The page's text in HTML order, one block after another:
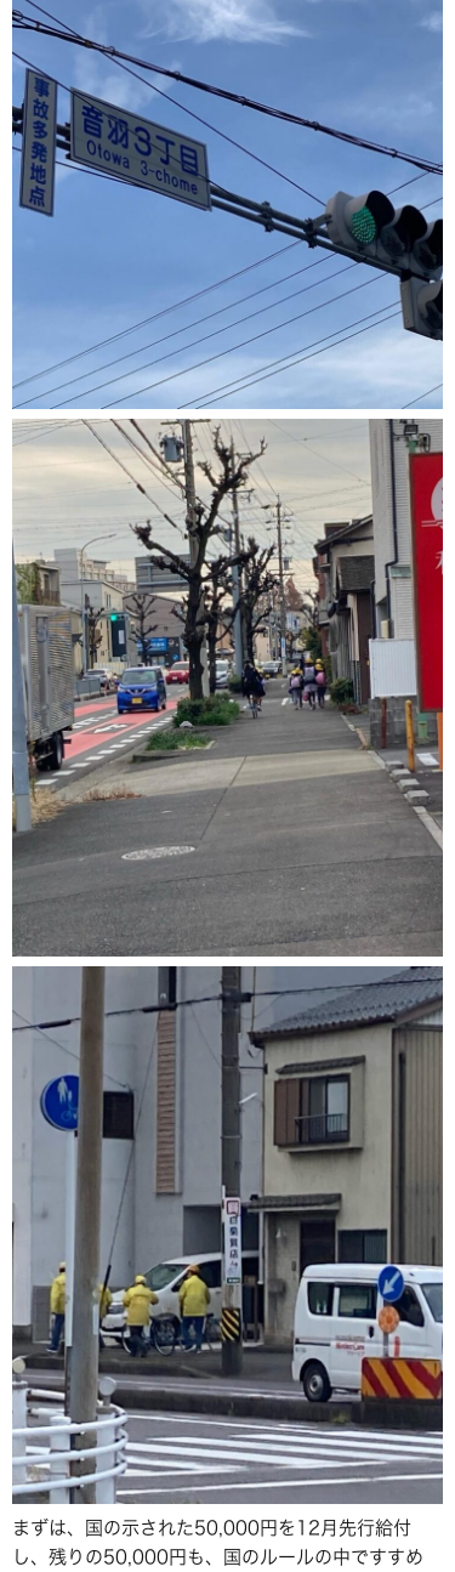
まずは、国の示された50,000円を12月先行給付
し、残りの50,000円も、国のルールの中ですすめ